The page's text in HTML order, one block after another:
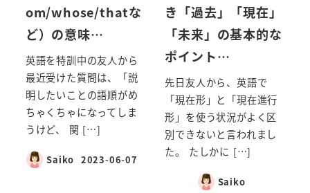
om/whose/thatな
ど）の意味…
英語を特訓中の友人から
最近受けた質問は、「説
明したいことの語順がめ
ちゃくちゃになってしま
うけど、 関 […]
Saiko 2023-06-07
き「過去」「現在」
「未来」の基本的な
ポイント…
先日友人から、英語で
「現在形」と「現在進行
形」を使う状況がよく区
別できないと言われまし
た。 たしかに […]
Saiko